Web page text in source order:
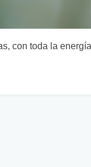
con toda la